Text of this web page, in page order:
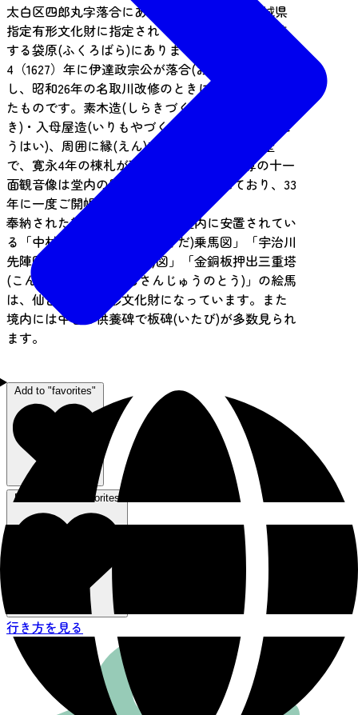
太白区四郎丸字落合にあるこの観音堂は、宮城県
指定有形文化財に指定されています。もとは近接
する袋原(ふくろばら)にありましたが、寛永
4（1627）年に伊達政宗公が落合(おちあい)に移
し、昭和26年の名取川改修のときに現地に移され
たものです。素木造(しらきづくり)の茅葺(かやぶ
き)・入母屋造(いりもやづくり)で、前面に向拝(こ
うはい)、周囲に縁(えん)を持つ三間四方のお堂
で、寛永4年の棟札が残されています。本尊の十一
面観音像は堂内の厨子(ずし)に納められており、33
年に一度ご開帳されます。
奉納された絵馬(えま)も多く、堂内に安置されてい
る「中村景貞(なかむらかげさだ)乗馬図」「宇治川
先陣図」「曳馬(ひきうま)図」「金銅板押出三重塔
(こんどうばんおしだしさんじゅうのとう)」の絵馬
は、仙台市指定有形文化財になっています。また
境内には中世の供養碑で板碑(いたび)が多数見られ
ます。
Add to "favorites"
Remove from favorites
行き方を見る